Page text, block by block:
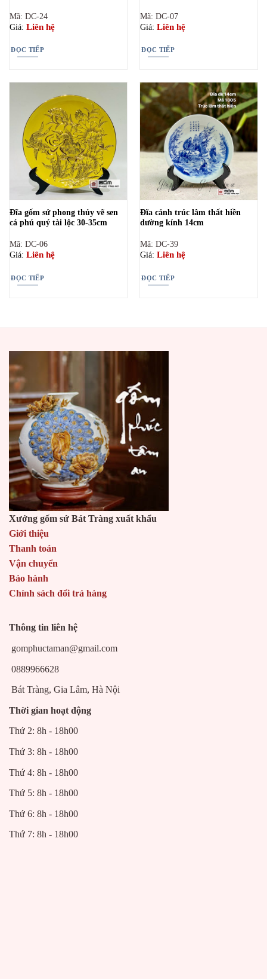
Mã: DC-24
Giá: Liên hệ
ĐỌC TIẾP
Mã: DC-07
Giá: Liên hệ
ĐỌC TIẾP
Đĩa gốm sứ phong thủy vẽ sen
cá phú quý tài lộc 30-35cm
Mã: DC-06
Giá: Liên hệ
ĐỌC TIẾP
Đĩa cảnh trúc lâm thất hiền
dường kính 14cm
Mã: DC-39
Giá: Liên hệ
ĐỌC TIẾP
Xưởng gốm sứ Bát Tràng xuất khẩu
Giới thiệu
Thanh toán
Vận chuyển
Bảo hành
Chính sách đổi trả hàng
Thông tin liên hệ
gomphuctaman@gmail.com
0889966628
Bát Tràng, Gia Lâm, Hà Nội
Thời gian hoạt động
Thứ 2: 8h - 18h00
Thứ 3: 8h - 18h00
Thứ 4: 8h - 18h00
Thứ 5: 8h - 18h00
Thứ 6: 8h - 18h00
Thứ 7: 8h - 18h00